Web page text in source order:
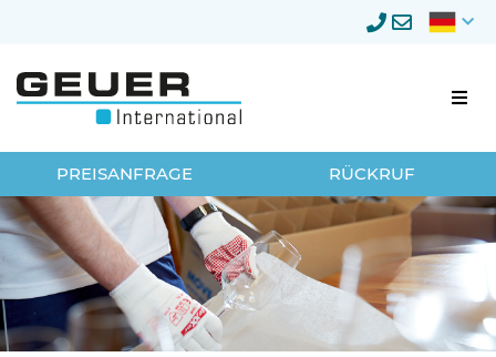
Firmenumzug
Umzugsmanagement
Lagerung
Privatumzug
PREISANFRAGE RÜCKRUF